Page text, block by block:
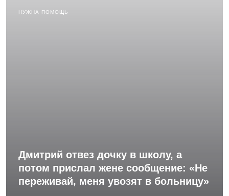
НУЖНА ПОМОЩЬ
Дмитрий отвез дочку в школу, а
потом прислал жене сообщение: «Не
переживай, меня увозят в больницу»